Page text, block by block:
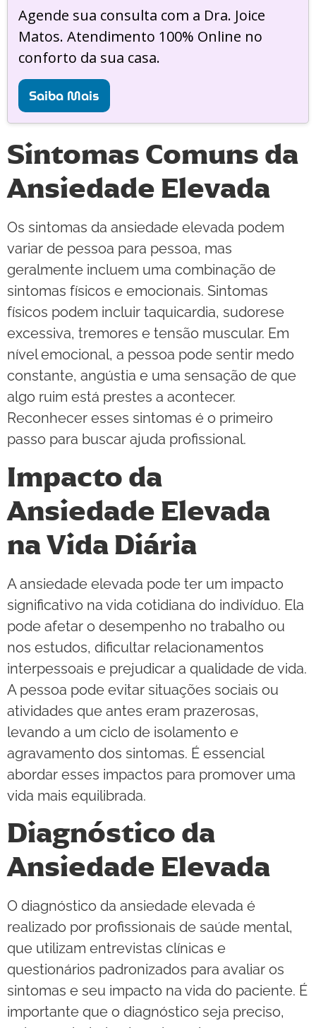
Agende sua consulta com a Dra. Joice
Matos. Atendimento 100% Online no
conforto da sua casa.
Saiba Mais
Sintomas Comuns da
Ansiedade Elevada
Os sintomas da ansiedade elevada podem
variar de pessoa para pessoa, mas
geralmente incluem uma combinação de
sintomas físicos e emocionais. Sintomas
físicos podem incluir taquicardia, sudorese
excessiva, tremores e tensão muscular. Em
nível emocional, a pessoa pode sentir medo
constante, angústia e uma sensação de que
algo ruim está prestes a acontecer.
Reconhecer esses sintomas é o primeiro
passo para buscar ajuda profissional.
Impacto da
Ansiedade Elevada
na Vida Diária
A ansiedade elevada pode ter um impacto
significativo na vida cotidiana do indivíduo. Ela
pode afetar o desempenho no trabalho ou
nos estudos, dificultar relacionamentos
interpessoais e prejudicar a qualidade de vida.
A pessoa pode evitar situações sociais ou
atividades que antes eram prazerosas,
levando a um ciclo de isolamento e
agravamento dos sintomas. É essencial
abordar esses impactos para promover uma
vida mais equilibrada.
Diagnóstico da
Ansiedade Elevada
O diagnóstico da ansiedade elevada é
realizado por profissionais de saúde mental,
que utilizam entrevistas clínicas e
questionários padronizados para avaliar os
sintomas e seu impacto na vida do paciente. É
importante que o diagnóstico seja preciso,